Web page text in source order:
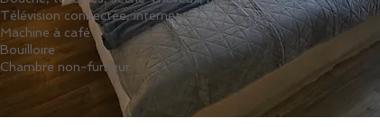
Télévision connectée, internet
Machine à café
Bouilloire
Chambre non-fumeur